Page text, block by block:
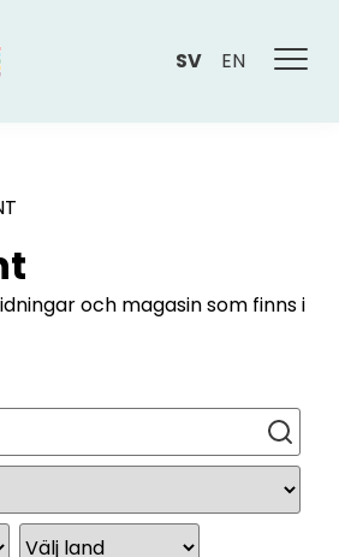
SV EN
och magasin som finns i